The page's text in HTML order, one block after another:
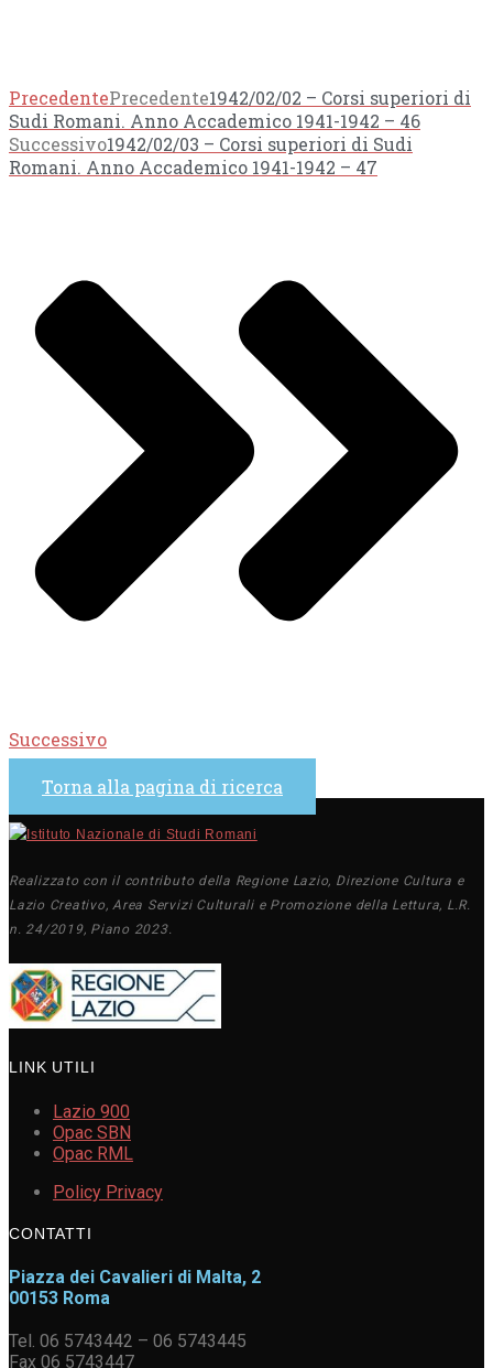
PrecedentePrecedente1942/02/02 – Corsi superiori di
Sudi Romani. Anno Accademico 1941-1942 – 46
Successivo1942/02/03 – Corsi superiori di Sudi
Romani. Anno Accademico 1941-1942 – 47
Successivo
Torna alla pagina di ricerca
Realizzato con il contributo della Regione Lazio, Direzione Cultura e
Lazio Creativo, Area Servizi Culturali e Promozione della Lettura, L.R.
n. 24/2019, Piano 2023.
LINK UTILI
Lazio 900
Opac SBN
Opac RML
Policy Privacy
CONTATTI
Piazza dei Cavalieri di Malta, 2
00153 Roma
Tel. 06 5743442 – 06 5743445
Fax 06 5743447